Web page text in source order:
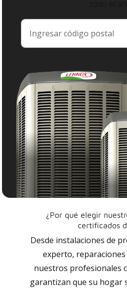
¿Por qué elegir
certificados
Desde instalaciones de
experto,
nuestros profesionales
garantizan que su hogar